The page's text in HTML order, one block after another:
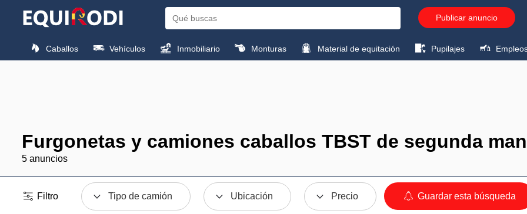
Publicar anuncio
Caballos Vehículos Inmobiliario Monturas Material de equitación Pupilajes
Furgonetas y camiones caballos TBST de segunda
5 anuncios
Filtro Tipo de camión Ubicación Precio Guardar esta búsqueda